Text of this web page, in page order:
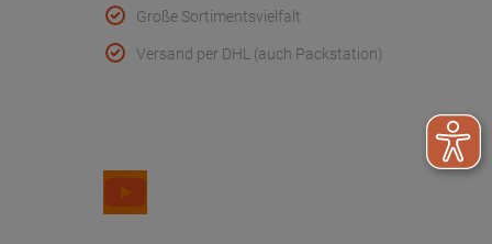
Große Sortimentsvielfalt
Versand per DHL (auch Packstation)